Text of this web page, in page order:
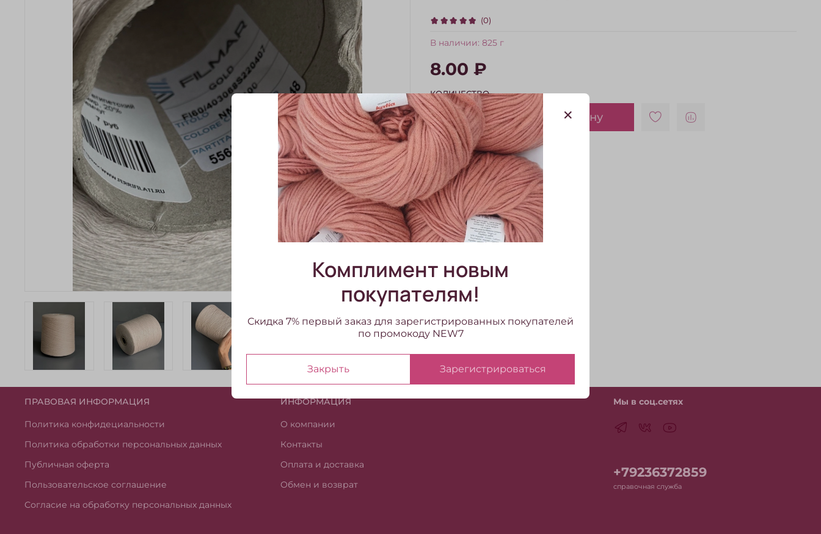
(0)
В наличии: 825 г
8.00 ₽
КОЛИЧЕСТВО
В корзину
ПРАВОВАЯ ИНФОРМАЦИЯ
Политика конфидециальности
Политика обработки персональных данных
Публичная оферта
Пользовательское соглашение
Согласие на обработку персональных данных
ИНФОРМАЦИЯ
О компании
Контакты
Оплата и доставка
Обмен и возврат
Мы в соц.сетях
+79236372859
справочная служба
Комплимент новым
покупателям!
Скидка 7% первый заказ для зарегистрированных покупателей
по промокоду NEW7
Закрыть Зарегистрироваться